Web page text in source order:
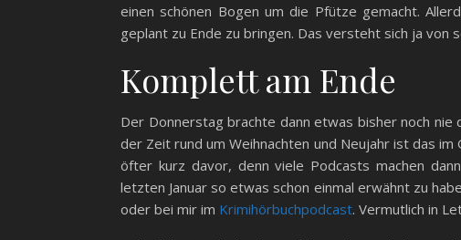
einen schönen Bogen um die Pfütze gemacht.
geplant zu Ende zu bringen. Das versteht sich ja von
Komplett am Ende
Der Donnerstag brachte dann etwas bisher noch
der Zeit rund um Weihnachten und Neujahr ist das
öfter kurz davor, denn viele Podcasts machen
letzten Januar so etwas schon einmal erwähnt zu
oder bei mir im Krimihörbuchpodcast. Vermutlich in